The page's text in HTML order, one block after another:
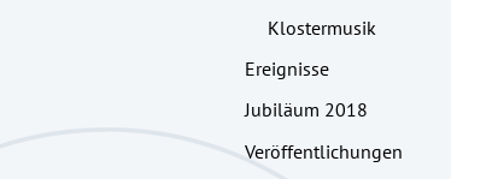
Klostermusik
Ereignisse
Jubiläum 2018
Veröffentlichungen